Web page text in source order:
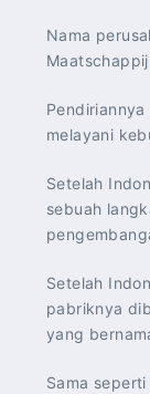
Nama
melayani
Setelah
sebuah
Setelah
pabriknya
yang
Sama